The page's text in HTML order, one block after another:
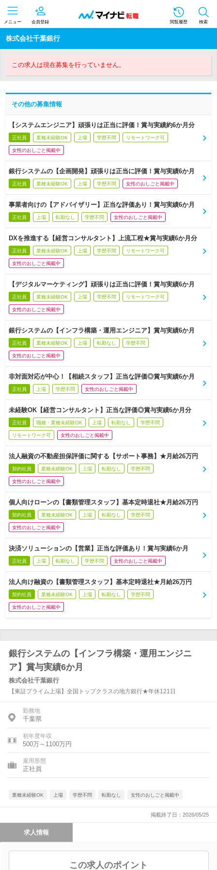
メニュー 会員登録 閲覧履歴 検索
株式会社千葉銀行
この求人は現在募集を行っていません。
その他の募集情報
【システムエンジニア】頑張りは正当に評価！賞与実績約6か月分
正社員 業種未経験OK 上場 学歴不問 リモートワーク可
女性のおしごと掲載中
銀行システムの【企画開発】頑張りは正当に評価！賞与実績6か月
正社員 業種未経験OK 上場 学歴不問 女性のおしごと掲載中
事業者向けの【アドバイザリー】正当な評価あり！賞与実績6か月
正社員 上場 転勤なし 学歴不問 女性のおしごと掲載中
DXを推進する【経営コンサルタント】上流工程★賞与実績6か月分
正社員 業種未経験OK 上場 学歴不問 リモートワーク可
女性のおしごと掲載中
【デジタルマーケティング】頑張りは正当に評価！賞与実績6か月
正社員 業種未経験OK 上場 学歴不問 リモートワーク可
女性のおしごと掲載中
銀行システムの【インフラ構築・運用エンジニア】賞与実績6か月
正社員 業種未経験OK 上場 転勤なし 学歴不問
女性のおしごと掲載中
非対面対応が中心！【相続スタッフ】正当な評価◎賞与実績6か月
正社員 上場 学歴不問 女性のおしごと掲載中
未経験OK【経営コンサルタント】正当な評価◎賞与実績6か月分
正社員 職種・業種未経験OK 上場 転勤なし 学歴不問
リモートワーク可 女性のおしごと掲載中
法人融資の不動産担保評価に関する【サポート事務】★月給26万円
契約社員 業種未経験OK 上場 転勤なし 学歴不問
女性のおしごと掲載中
個人向けローンの【書類管理スタッフ】基本定時退社★月給26万円
契約社員 業種未経験OK 上場 転勤なし 学歴不問
女性のおしごと掲載中
決済ソリューションの【営業】正当な評価あり！賞与実績6か月
正社員 上場 転勤なし 学歴不問 女性のおしごと掲載中
法人向け融資の【書類管理スタッフ】基本定時退社★月給26万円
契約社員 業種未経験OK 上場 転勤なし 学歴不問
女性のおしごと掲載中
銀行システムの【インフラ構築・運用エンジニ
ア】賞与実績6か月
株式会社千葉銀行
【東証プライム上場】全国トップクラスの地方銀行★年休121日
勤務地
千葉県
初年度年収
500万～1100万円
雇用形態
正社員
業種未経験OK 上場 学歴不問 転勤なし 女性のおしごと掲載中
掲載終了日：2026/05/25
求人情報
この求人のポイント